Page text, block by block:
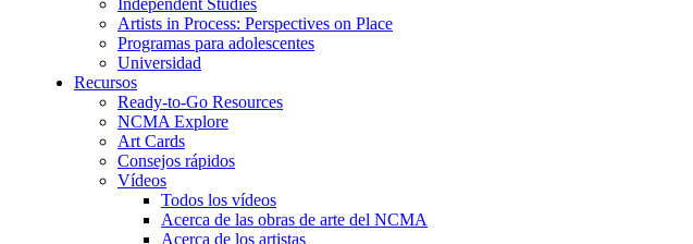
Independent Studies
Artists in Process: Perspectives on Place
Programas para adolescentes
Universidad
Recursos
Ready-to-Go Resources
NCMA Explore
Art Cards
Consejos rápidos
Vídeos
Todos los vídeos
Acerca de las obras de arte del NCMA
Acerca de los artistas